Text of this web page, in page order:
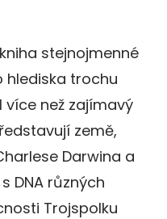
stejnojmenné
hlediska trochu
než zajímavý
země,
Darwina a
DNA různých
Trojspolku